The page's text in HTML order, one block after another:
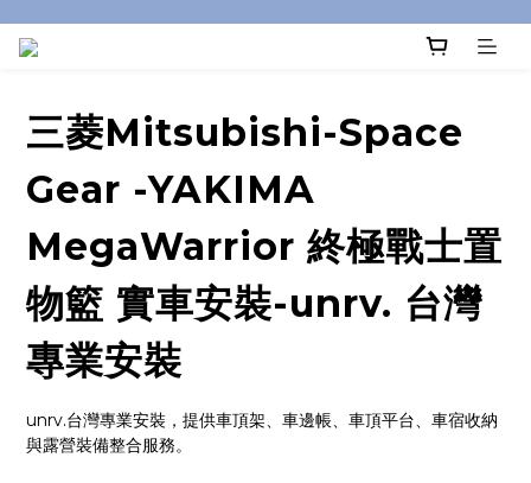
三菱Mitsubishi-Space
Gear -YAKIMA
MegaWarrior 終極戰士置
物籃 實車安裝-unrv. 台灣
專業安裝
unrv.台灣專業安裝，提供車頂架、車邊帳、車頂平台、車宿收納
與露營裝備整合服務。